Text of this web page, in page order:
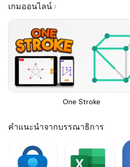
เกมออนไลน์
One Stroke
คำแนะนำจากบรรณาธิการ